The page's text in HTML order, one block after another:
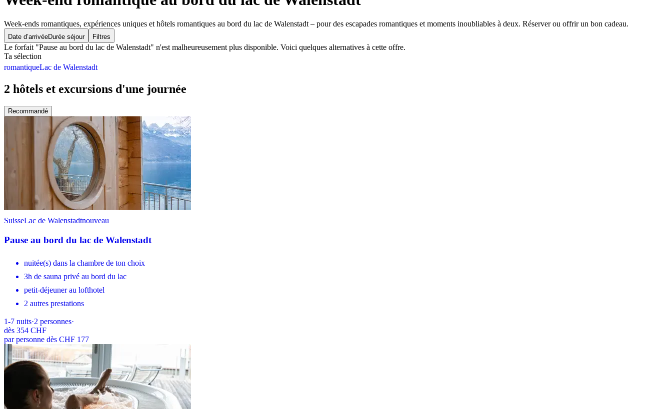
Week-ends romantiques, expériences uniques et hôtels romantiques au bord du lac de Walenstadt – pour des escapades romantiques et moments inoubliables à deux. Réserver ou offrir un bon cadeau.
Date d’arrivéeDurée séjour Filtres
Le forfait "Pause au bord du lac de Walenstadt" n'est malheureusement plus disponible. Voici quelques alternatives à cette offre.
Ta sélection
romantiqueLac de Walenstadt
2 hôtels et excursions d'une journée
Recommandé
SuisseLac de Walenstadtnouveau
Pause au bord du lac de Walenstadt
nuitée(s) dans la chambre de ton choix
3h de sauna privé au bord du lac
petit-déjeuner au lofthotel
2 autres prestations
1-7 nuits·2 personnes·
dès 354 CHF
par personne dès CHF 177